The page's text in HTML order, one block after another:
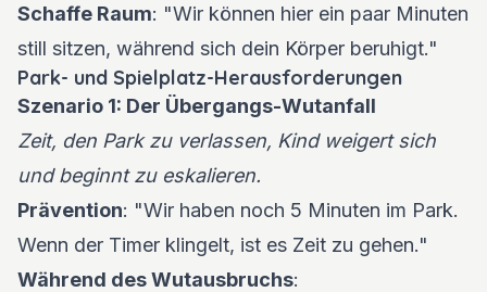
Schaffe Raum: "Wir können hier ein paar Minuten
still sitzen, während sich dein Körper beruhigt."
Park- und Spielplatz-Herausforderungen
Szenario 1: Der Übergangs-Wutanfall
Zeit, den Park zu verlassen, Kind weigert sich
und beginnt zu eskalieren.
Prävention: "Wir haben noch 5 Minuten im Park.
Wenn der Timer klingelt, ist es Zeit zu gehen."
Während des Wutausbruchs: